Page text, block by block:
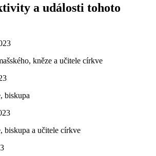
a události tohoto
kněze a učitele církve
biskupa
biskupa a učitele církve